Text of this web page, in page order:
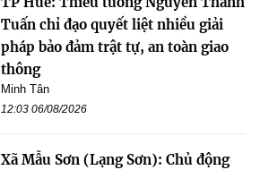
Tuấn chỉ đạo quyết liệt nhiều giải
pháp bảo đảm trật tự, an toàn giao
thông
Minh Tân
12:03 06/08/2026
Xã Mẫu Sơn (Lạng Sơn): Chủ động